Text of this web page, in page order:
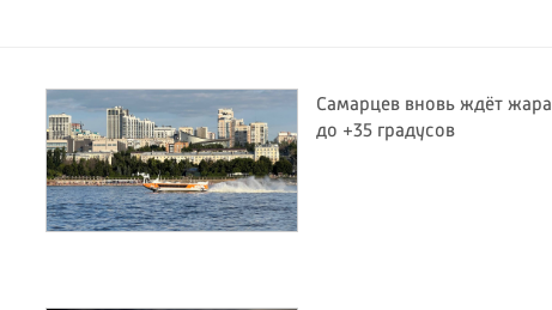
Самарцев вновь ждёт жара
до +35 градусов